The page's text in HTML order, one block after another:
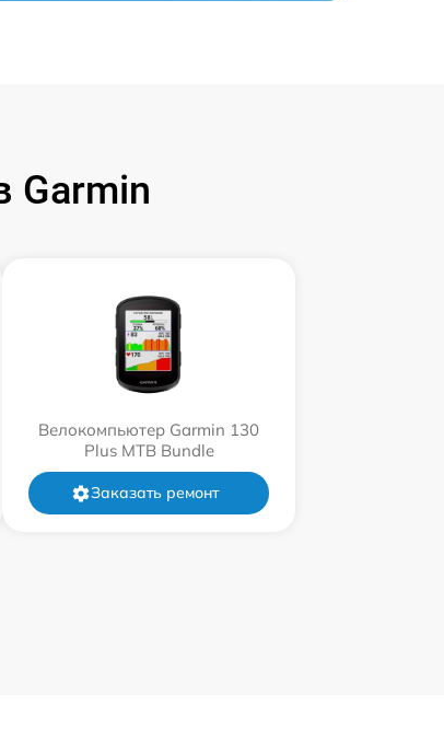
Garmin
Велокомпьютер Garmin 130
Plus MTB Bundle
Заказать ремонт